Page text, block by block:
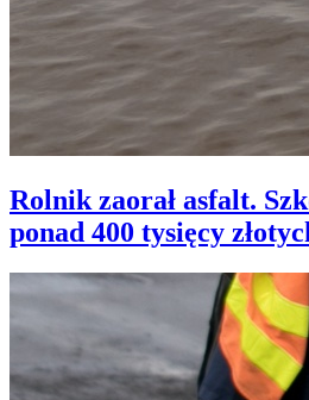
Rolnik zaorał asfalt.
ponad 400 tysięcy